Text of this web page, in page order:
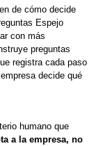
de cómo decide
Espejo
con más
preguntas
registra cada paso
decide qué
humano que
a la empresa, no